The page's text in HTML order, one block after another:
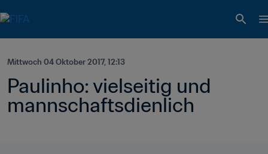
Mittwoch 04 Oktober 2017, 12:13
Paulinho: vielseitig und
mannschaftsdienlich